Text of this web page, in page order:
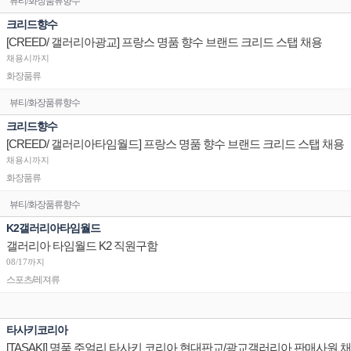
크리드향수
[CREED/ 갤러리아광교] 프랑스 명품 향수 브랜드 크리드 스탭 채용
채용시까지
화장품류
뷰티/화장품류향수
크리드향수
[CREED/ 갤러리아타임월드] 프랑스 명품 향수 브랜드 크리드 스탭 채용
채용시까지
화장품류
뷰티/화장품류향수
K2갤러리아타임월드
갤러리아 타임월드 K2 직원구함
08/17까지
스포츠/레져류
타사키코리아
[TASAKI] 명품 주얼리 타사키 코리아 현대판교/광교갤러리아 판매사원